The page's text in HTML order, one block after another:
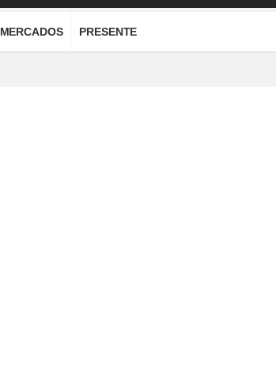
MERCADOS PRESENTE